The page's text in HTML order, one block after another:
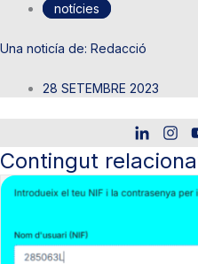
notícies
Redacció
28 SETEMBRE 2023
Contingut